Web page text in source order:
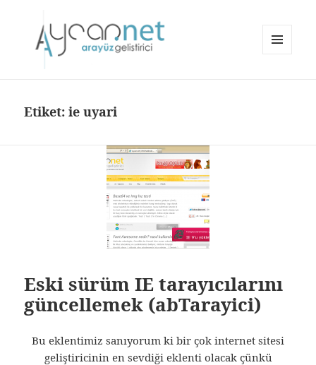
Etiket:ie uyari
Eski sürüm IE tarayıcılarını
güncellemek (abTarayici)
Bu eklentimiz sanıyorum ki bir çok internet sitesi
geliştiricinin en sevdiği eklenti olacak çünkü